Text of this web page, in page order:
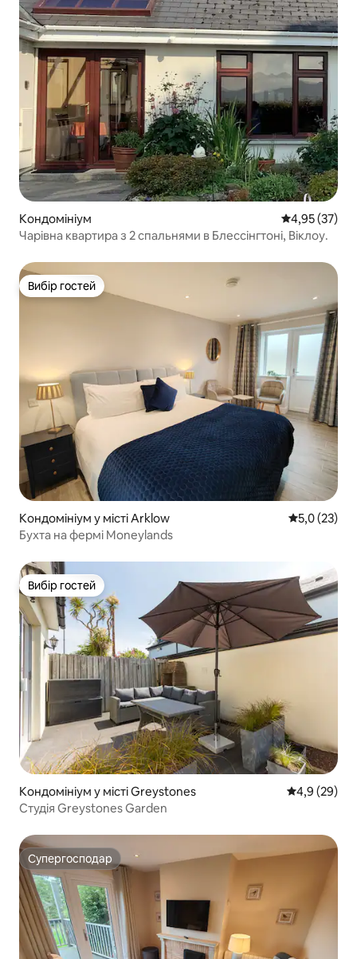
Кондомініум Середня
4,95 (37)
Чарівна квартира з 2 спальнями в Блессінгтоні, Віклоу.
Вибір гостей
Вибір гостей
Кондомініум у місті Arklow Середня
5,0 (23)
Бухта на фермі Moneylands
Вибір гостей
Вибір гостей
Кондомініум у місті Greystones Середня
4,9 (29)
Студія Greystones Garden
Супергосподар
Супергосподар